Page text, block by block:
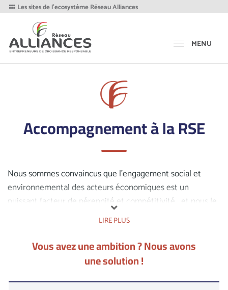
Les sites de l'ecosystème Réseau Alliances
MENU
Accompagnement à la RSE
Nous sommes convaincus que l’engagement social et
environnemental des acteurs économiques est un
puissant facteur de pérennité et compétitivité… et nous le
prouvons depuis plus de 25 ans à travers la promotion et
Nous agissons auprès de trois types d’acteurs : les jeunes
entrepreneurs, les chefs d’entreprise souhaitant se
LIRE PLUS
Vous avez une ambition ? Nous avons
une solution !